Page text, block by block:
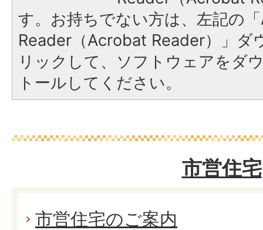
す。お持ちでない方は、左記の
Reader（Acrobat Reader）」ダ
リックして、ソフトウェアをダ
トールしてください。
市営住宅
市営住宅のご案内